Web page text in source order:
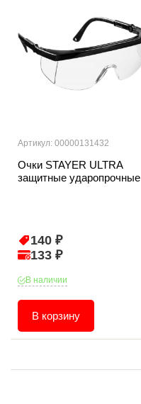
Артикул: 00000131432
Очки STAYER ULTRA
защитные ударопрочные
140 ₽
133 ₽
В наличии
В корзину